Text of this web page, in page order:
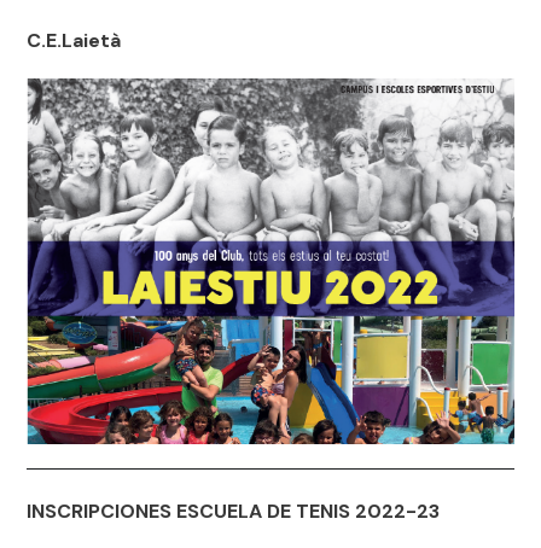
C.E.Laietà
INSCRIPCIONES ESCUELA DE TENIS 2022-23